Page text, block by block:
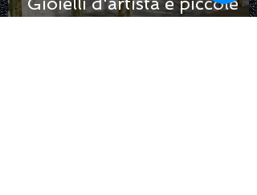
sculture ovvero Li attacco al